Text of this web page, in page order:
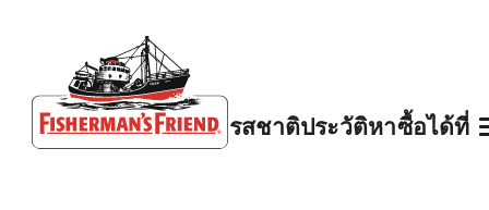
รสชาติประวัติหาซื้อได้ที่